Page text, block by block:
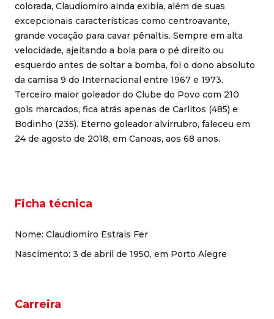
colorada, Claudiomiro ainda exibia, além de suas
excepcionais características como centroavante,
grande vocação para cavar pênaltis. Sempre em alta
velocidade, ajeitando a bola para o pé direito ou
esquerdo antes de soltar a bomba, foi o dono absoluto
da camisa 9 do Internacional entre 1967 e 1973.
Terceiro maior goleador do Clube do Povo com 210
gols marcados, fica atrás apenas de Carlitos (485) e
Bodinho (235). Eterno goleador alvirrubro, faleceu em
24 de agosto de 2018, em Canoas, aos 68 anos.
Ficha técnica
Nome: Claudiomiro Estrais Fer
Nascimento: 3 de abril de 1950, em Porto Alegre
Carreira